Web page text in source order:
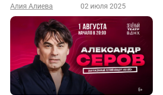
Алия Алиева 02 июля 2025